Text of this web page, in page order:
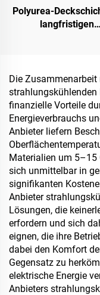
Polyurea-
langfristigen
Die
strahlungskühlenden
finanzielle Vorteile
Energieverbrauchs
Anbieter liefern
Materialien um 5–15
sich unmittelbar in
signifikanten
Anbieter
Lösungen, die
erfordern und sich
eignen, die ihre
dabei den Komfort
Gegensatz zu
elektrische Energie
Anbieters